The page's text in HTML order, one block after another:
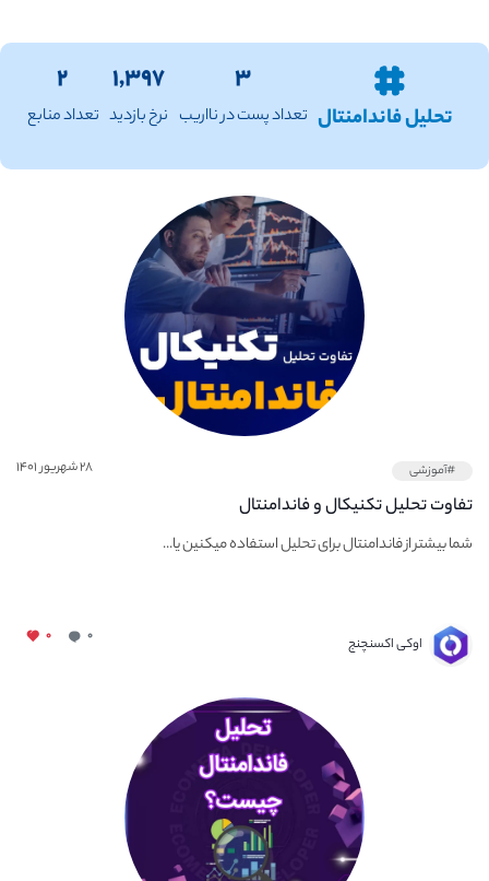
تحلیل فاندامنتال
۳
تعداد پست در نااریب
۱,۳۹۷
نرخ بازدید
۲
تعداد منابع
#آموزشی ۲۸ شهریور ۱۴۰۱
تفاوت تحلیل تکنیکال و فاندامنتال
شما بیشتر از فاندامنتال برای تحلیل استفاده میکنین یا...
اوکی اکسنچنج ۰ ۰